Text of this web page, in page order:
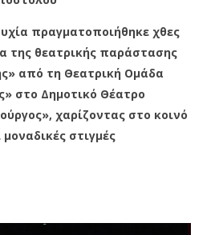
πραγματοποιήθηκε χθες
της θεατρικής παράστασης
από τη Θεατρική Ομάδα
στο Δημοτικό Θέατρο
χαρίζοντας στο κοινό
στιγμές